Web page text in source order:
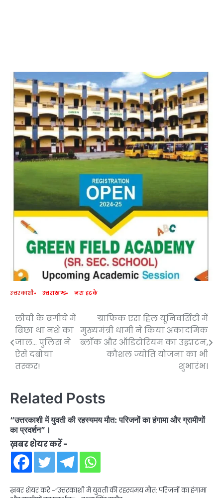
उत्तरकाशी उत्तराखण्ड ज़रा हटके
Post
navigation
लीची के बगीचे में
बिछा था नशे का
जाल… पुलिस ने
ऐसे दबोचा
तस्कर!
ग्राफिक एरा हिल यूनिवर्सिटी में
मुख्यमंत्री धामी ने किया अकादमिक
ब्लॉक और ऑडिटोरियम का उद्घाटन,
कौशल ज्योति योजना का भी
शुभारंभ।
Related Posts
“उत्तरकाशी में युवती की रहस्यमय मौत: परिजनों का हंगामा और ग्रामीणों
का प्रदर्शन”।
ख़बर शेयर करें -
ख़बर शेयर करें -“उत्तरकाशी में युवती की रहस्यमय मौत: परिजनों का हंगामा